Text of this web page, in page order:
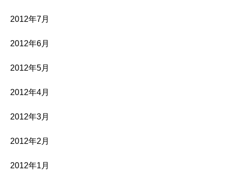
2012年7月
2012年6月
2012年5月
2012年4月
2012年3月
2012年2月
2012年1月